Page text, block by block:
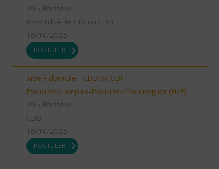
29 - Finistère
Possibilité de CDI ou CDD
16/10/2025
POSTULER
Aide à domicile - CDD ou CDI -
Plouarzel/Lampaul-Plouarzel/Ploumoguer (H/F)
29 - Finistère
CDD
16/10/2025
POSTULER